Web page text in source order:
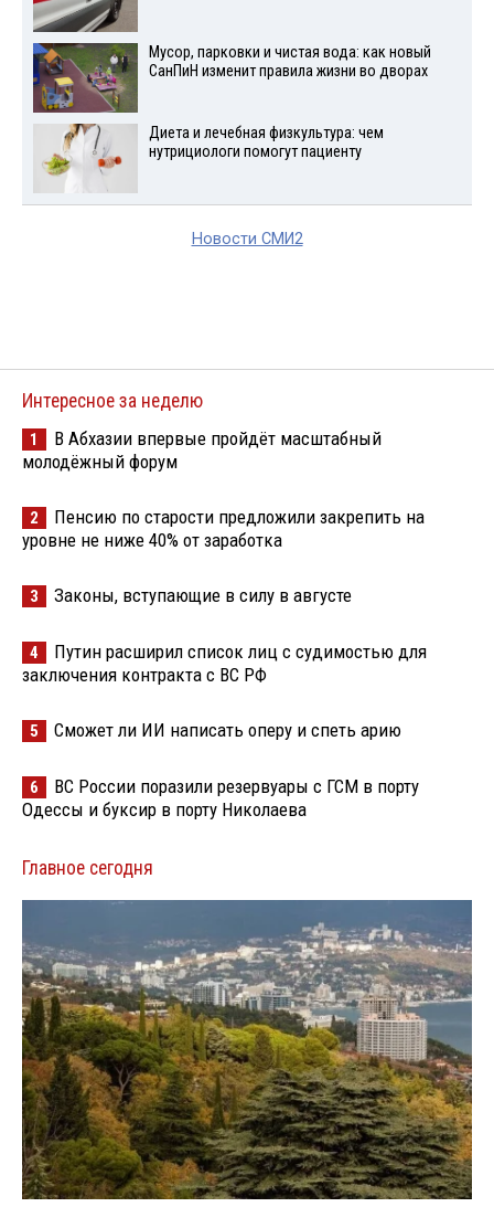
Мусор, парковки и чистая вода: как новый
СанПиН изменит правила жизни во дворах
Диета и лечебная физкультура: чем
нутрициологи помогут пациенту
Новости СМИ2
Интересное за неделю
1
В Абхазии впервые пройдёт масштабный
молодёжный форум
2
Пенсию по старости предложили закрепить на
уровне не ниже 40% от заработка
3 Законы, вступающие в силу в августе
4
Путин расширил список лиц с судимостью для
заключения контракта с ВС РФ
5 Сможет ли ИИ написать оперу и спеть арию
6
ВС России поразили резервуары с ГСМ в порту
Одессы и буксир в порту Николаева
Главное сегодня